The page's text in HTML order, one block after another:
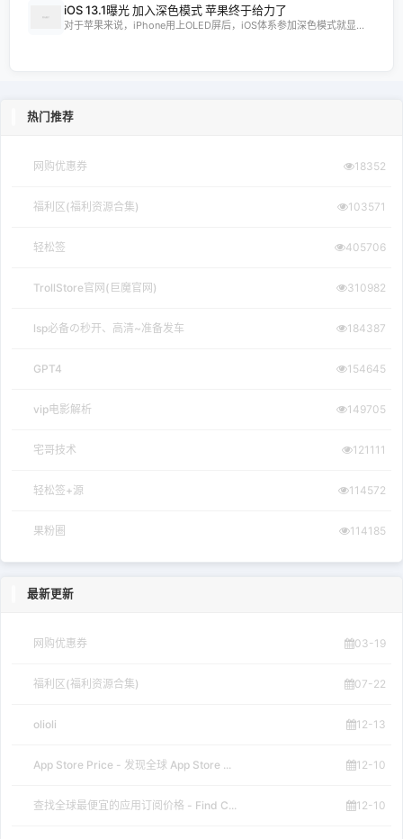
iOS 13.1曝光 加入深色模式 苹果终于给力了
对于苹果来说，iPhone用上OLED屏后，iOS体系参加深色模式就显...
热门推荐
网购优惠券 18352
福利区(福利资源合集) 103571
轻松签 405706
TrollStore官网(巨魔官网) 310982
lsp必备の秒开、高清~准备发车 184387
GPT4 154645
vip电影解析 149705
宅哥技术 121111
轻松签+源 114572
果粉圈 114185
最新更新
网购优惠券 03-19
福利区(福利资源合集) 07-22
olioli 12-13
App Store Price - 发现全球 App Store ... 12-10
查找全球最便宜的应用订阅价格 - Find C... 12-10